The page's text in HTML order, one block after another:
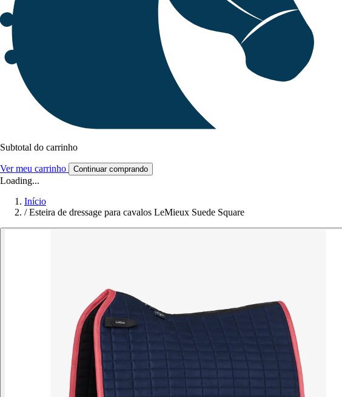
Subtotal do carrinho
Ver meu carrinho Continuar comprando
Loading...
Início
/ Esteira de dressage para cavalos LeMieux Suede Square